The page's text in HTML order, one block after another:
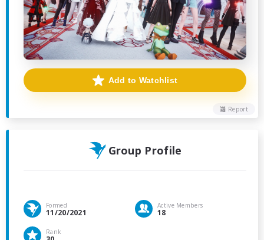
Report
Add to Watchlist
Group Profile
Formed
11/20/2021
Active Members
18
Rank